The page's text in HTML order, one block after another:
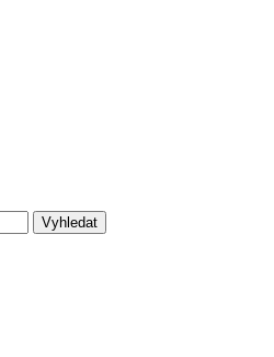
Vyhledat